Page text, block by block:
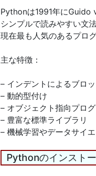
Pythonは1991年にGuido
シンプルで読みやすい文
現在最も人気のあるプロ
主な特徴：
– インデントによるブロ
– 動的型付け
– オブジェクト指向プロ
– 豊富な標準ライブラリ
– 機械学習やデータサイ
Pythonのインスト